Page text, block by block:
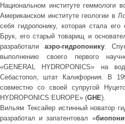
Национальном институте геммологи
Американском институте геологии в
себя гидропонику, которая стала
Брук, его старый товарищ и
разработали аэро-гидропонику.
выполнению своего первого
«GENERAL HYDROPONICS» на
Себастопол, штат Калифорния. В
совместно со своей супругой
HYDROPONICS EUROPE» (GHE).
Вильям Тексайер истинный новатор
разработал и запатентовал «